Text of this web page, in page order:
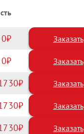
0 Заказать
0 Заказать